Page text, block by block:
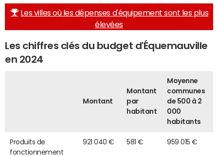
Les villes où les dépenses d'équipement sont les plus
élevées
Les chiffres clés du budget d'Équemauville
en 2024
Montant
Montant
par
habitant
Moyenne
communes
de 500 à 2
000
habitants
Produits de
fonctionnement
921 040 € 581 € 959 015 €